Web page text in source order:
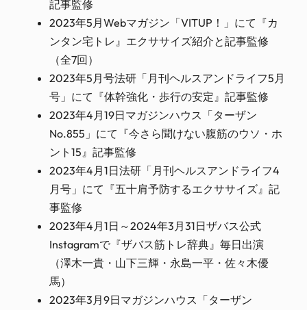
記事監修
2023年5月Webマガジン「VITUP！」にて『カ
ンタン宅トレ』エクササイズ紹介と記事監修
（全7回）
2023年5月号法研「月刊ヘルスアンドライフ5月
号」にて『体幹強化・歩行の安定』記事監修
2023年4月19日マガジンハウス「ターザン
No.855」にて『今さら聞けない腹筋のウソ・ホ
ント15』記事監修
2023年4月1日法研「月刊ヘルスアンドライフ4
月号」にて『五十肩予防するエクササイズ』記
事監修
2023年4月1日～2024年3月31日ザバス公式
Instagramで『ザバス筋トレ辞典』毎日出演
（澤木一貴・山下三輝・永島一平・佐々木優
馬）
2023年3月9日マガジンハウス「ターザン